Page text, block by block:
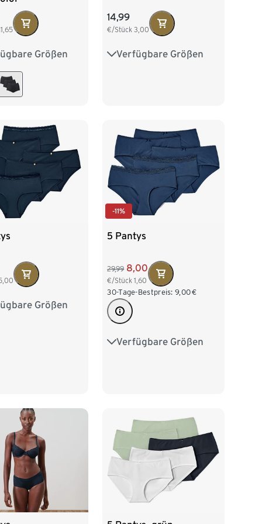
Größen
40 42 44
48
14,99
€/Stück3,00
Verfügbare Größen
S 36/38 M 40/42
Größen
M 40/42
-11%
5 Pantys
29,99 8,00
€/Stück1,60
30-Tage-Bestpreis: 9,00€
Verfügbare Größen
S 36/38 M 40/42